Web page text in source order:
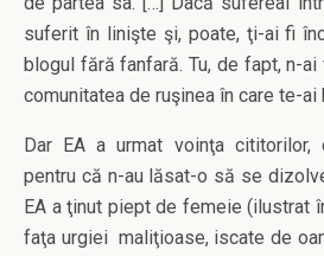
suferit în linişte şi, poate, ţi-ai fi
blogul fără fanfară. Tu, de fapt, n-
comunitatea de ruşinea în care te-ai
Dar EA a urmat voinţa cititorilor,
pentru că n-au lăsat-o să se
EA a ţinut piept de femeie (ilustrat
faţa urgiei maliţioase, iscate de